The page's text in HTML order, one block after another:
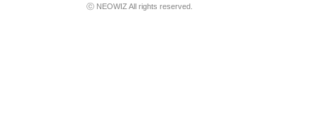
ⓒ NEOWIZ All rights reserved.